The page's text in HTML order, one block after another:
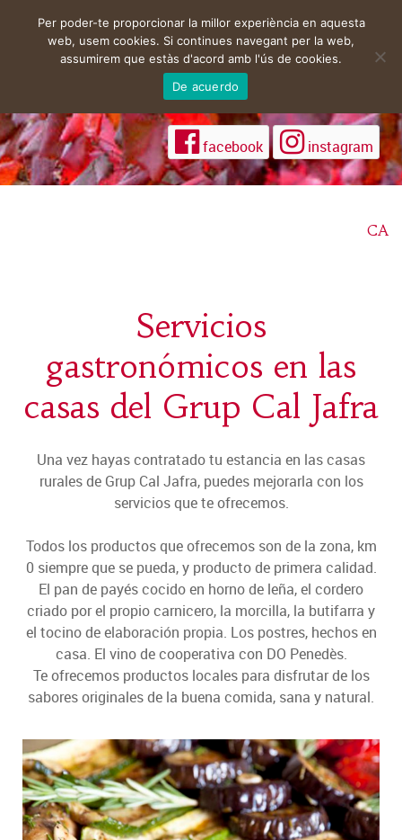
facebook instagram
CA
Servicios
gastronómicos en las
casas del Grup Cal Jafra
Una vez hayas contratado tu estancia en las casas
rurales de Grup Cal Jafra, puedes mejorarla con los
servicios que te ofrecemos.
Todos los productos que ofrecemos son de la zona, km
0 siempre que se pueda, y producto de primera calidad.
El pan de payés cocido en horno de leña, el cordero
criado por el propio carnicero, la morcilla, la butifarra y
el tocino de elaboración propia. Los postres, hechos en
casa. El vino de cooperativa con DO Penedès.
Te ofrecemos productos locales para disfrutar de los
sabores originales de la buena comida, sana y natural.
Per poder-te proporcionar la millor experiència en aquesta
web, usem cookies. Si continues navegant per la web,
assumirem que estàs d'acord amb l'ús de cookies.
De acuerdo